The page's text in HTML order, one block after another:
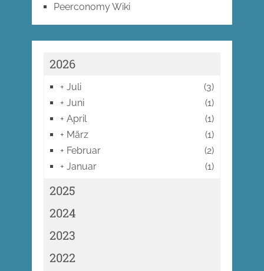
Peerconomy Wiki
2026
+ Juli
(3)
+ Juni
(1)
+ April
(1)
+ März
(1)
+ Februar
(2)
+ Januar (1)
2025
2024
2023
2022